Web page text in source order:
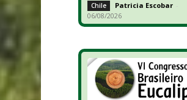
Chile Patricia Escobar -
06/08/2026